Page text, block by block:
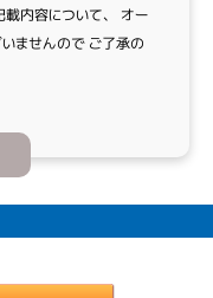
内容について、
オー
いませんので ご了承の